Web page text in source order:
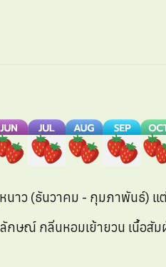
นาว (ธันวาคม - กุมภาพันธ์)
กษณ์ กลิ่นหอมเย้ายวน เนื้อสั